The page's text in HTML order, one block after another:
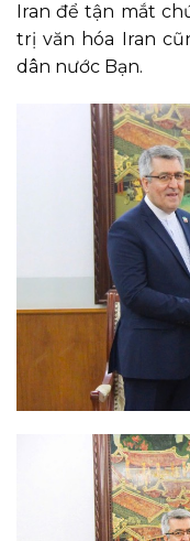
Iran để tận mắt
trị văn hóa
Iran
dân nước Bạn.